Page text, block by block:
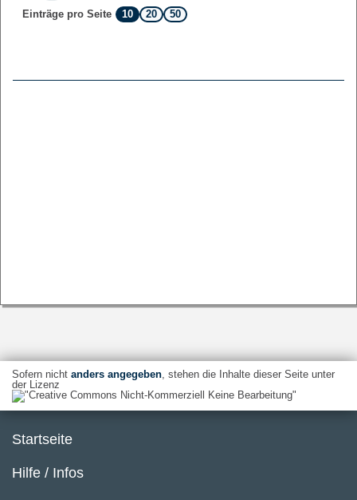
Einträge pro Seite
10 20 50
Sofern nicht anders angegeben, stehen die Inhalte dieser Seite unter
der Lizenz
Startseite
Hilfe / Infos